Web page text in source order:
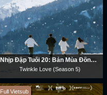
Nhịp Đập Tuổi 20: Bản Mùa Đông (Phần 5)
Twinkle Love (Season 5)
Full Vietsub